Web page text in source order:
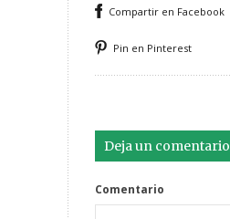
Compartir en Facebook
Pin en Pinterest
Deja un comentario
Comentario